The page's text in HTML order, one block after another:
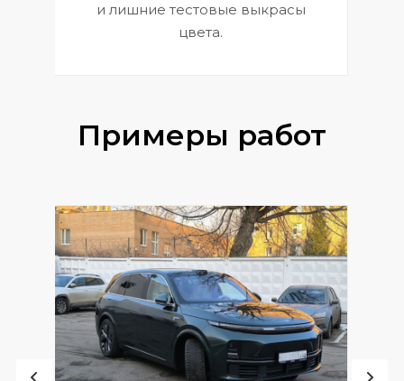
и лишние тестовые выкрасы
цвета.
Примеры работ